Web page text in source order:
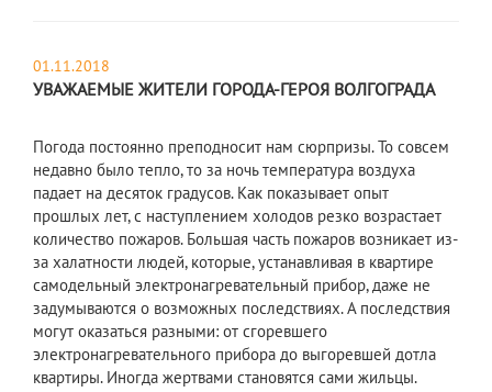
01.11.2018
УВАЖАЕМЫЕ ЖИТЕЛИ ГОРОДА-ГЕРОЯ ВОЛГОГРАДА
Погода постоянно преподносит нам сюрпризы. То совсем
недавно было тепло, то за ночь температура воздуха
падает на десяток градусов. Как показывает опыт
прошлых лет, с наступлением холодов резко возрастает
количество пожаров. Большая часть пожаров возникает из-
за халатности людей, которые, устанавливая в квартире
самодельный электронагревательный прибор, даже не
задумываются о возможных последствиях. А последствия
могут оказаться разными: от сгоревшего
электронагревательного прибора до выгоревшей дотла
квартиры. Иногда жертвами становятся сами жильцы.